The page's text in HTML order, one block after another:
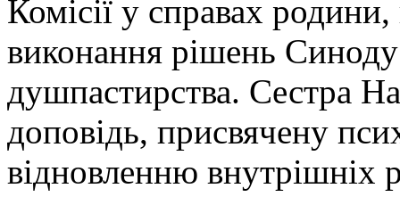
Комісії у справах
виконання рішень
душпастирства. Сестра
доповідь, присвячену
відновленню внутрішніх